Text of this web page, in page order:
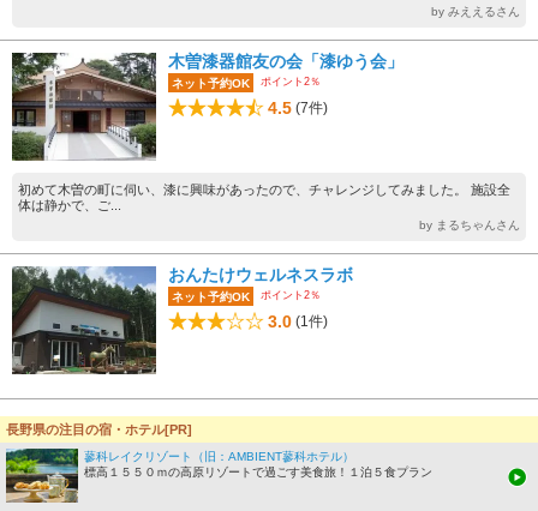
by みええるさん
木曽漆器館友の会「漆ゆう会」
ネット予約OK ポイント2％
4.5 (7件)
初めて木曽の町に伺い、漆に興味があったので、チャレンジしてみました。 施設全
体は静かで、ご...
by まるちゃんさん
おんたけウェルネスラボ
ネット予約OK ポイント2％
3.0 (1件)
体験スポットをもっと見る
木曽のグルメ
長野県の注目の宿・ホテル[PR]
蓼科レイクリゾート（旧：AMBIENT蓼科ホテル）
標高１５５０ｍの高原リゾートで過ごす美食旅！１泊５食プラン